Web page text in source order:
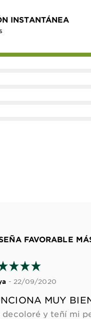
INSTANTÁNEA
FAVORABLE
- 22/09/2020
MUY